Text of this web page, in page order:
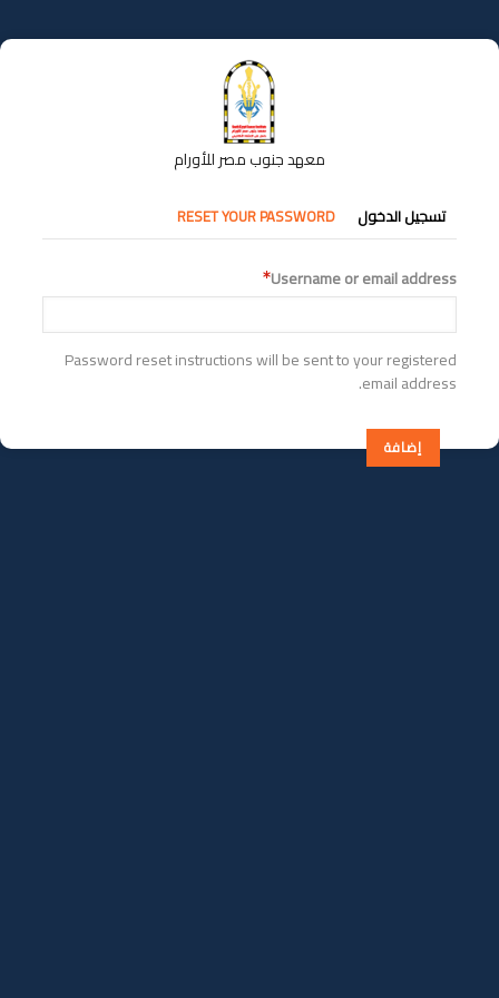
إلى
المحتوى
معهد جنوب مصر للأورام
التبويبات
الأساسية
تسجيل الدخول RESET YOUR PASSWORD
Username or email address
Password reset instructions will be sent to your registered
email address.